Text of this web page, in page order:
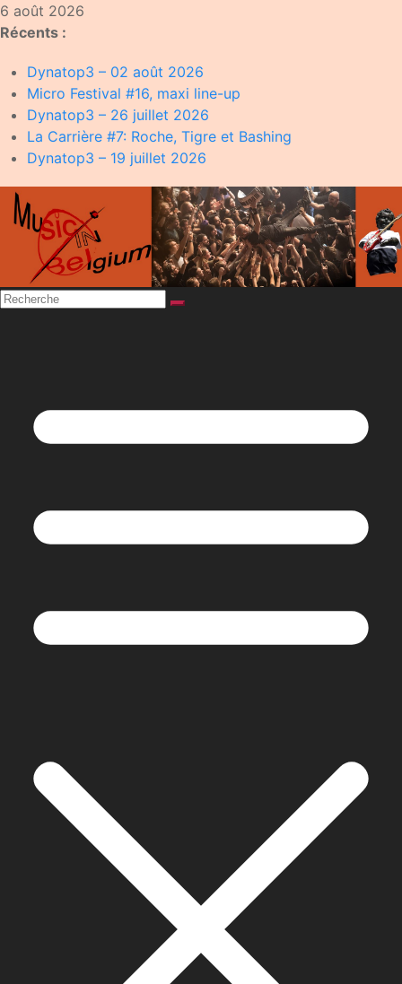
Skip
to
6 août 2026
Récents :
Dynatop3 – 02 août 2026
Micro Festival #16, maxi line-up
Dynatop3 – 26 juillet 2026
La Carrière #7: Roche, Tigre et Bashing
Dynatop3 – 19 juillet 2026